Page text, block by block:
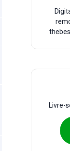
Livre-